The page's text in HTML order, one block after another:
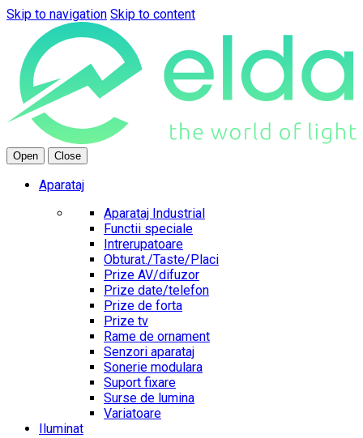
Skip to navigation Skip to content
Open Close
Aparataj
Aparataj Industrial
Functii speciale
Intrerupatoare
Obturat./Taste/Placi
Prize AV/difuzor
Prize date/telefon
Prize de forta
Prize tv
Rame de ornament
Senzori aparataj
Sonerie modulara
Suport fixare
Surse de lumina
Variatoare
Iluminat